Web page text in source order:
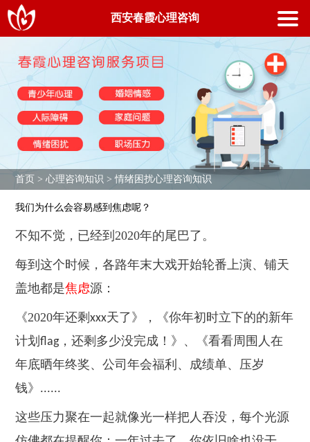
首页
青少年心理
婚姻情感心理
职场压力
人际障碍心理
情绪困扰
专家团队
西安春霞心理咨询室
西安春霞心理咨询
首页 >心理咨询知识 >情绪困扰心理咨询知识
我们为什么会容易感到焦虑呢？
不知不觉，已经到2020年的尾巴了。
每到这个时候，各路年末大戏开始轮番上演、铺天
盖地都是焦虑源：
《2020年还剩xxx天了》，《你年初时立下的的新年
计划flag，还剩多少没完成！》、《看看周围人在
年底晒年终奖、公司年会福利、成绩单、压岁
钱》 ......
这些压力聚在一起就像光一样把人吞没，每个光源